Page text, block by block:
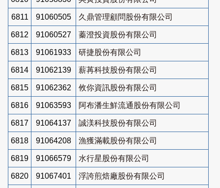
6811 91060505 久鼎管理顧問股份有限公司
6812 91060527 蓁澄投資股份有限公司
6813 91061933 研捷股份有限公司
6814 91062139 薪苒科技股份有限公司
6815 91062362 攸你資訊股份有限公司
6816 91063593 阿布潘生鮮流通股份有限公司
6817 91064137 誠渼科技股份有限公司
6818 91064208 漁獲滿載股份有限公司
6819 91066579 水行星股份有限公司
6820 91067401 浮誇煎焙廠股份有限公司